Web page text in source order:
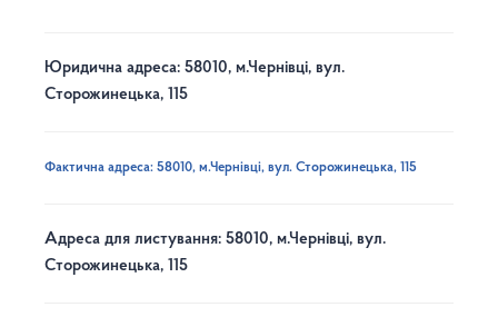
Юридична адреса: 58010, м.Чернівці, вул.
Сторожинецька, 115
Фактична адреса: 58010, м.Чернівці, вул. Сторожинецька, 115
Адреса для листування: 58010, м.Чернівці, вул.
Сторожинецька, 115